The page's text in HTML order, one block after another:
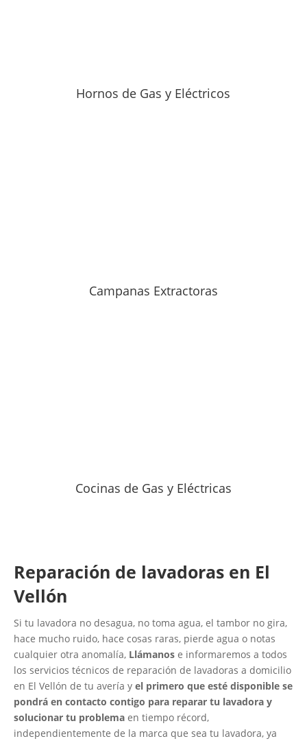
Hornos de Gas y Eléctricos
Campanas Extractoras
Cocinas de Gas y Eléctricas
Reparación de lavadoras en El
Vellón
Si tu lavadora no desagua, no toma agua, el tambor no gira,
hace mucho ruido, hace cosas raras, pierde agua o notas
cualquier otra anomalía, Llámanos e informaremos a todos
los servicios técnicos de reparación de lavadoras a domicilio
en El Vellón de tu avería y el primero que esté disponible se
pondrá en contacto contigo para reparar tu lavadora y
solucionar tu problema en tiempo récord,
independientemente de la marca que sea tu lavadora, ya